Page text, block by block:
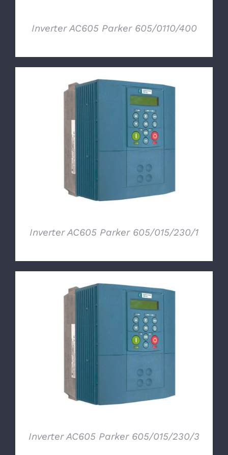
Inverter AC605 Parker 605/0110/400
DETTAGLI
Inverter AC605 Parker 605/015/230/1
DETTAGLI
Inverter AC605 Parker 605/015/230/3